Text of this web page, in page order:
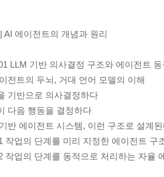
AI 에이전트의 개념과 원리
LLM 기반 의사결정 구조와 에이전트
전트의 두뇌, 거대 언어 모델의 이해
기반으로 의사결정하다
다음 행동을 결정하다
반 에이전트 시스템, 이런 구조로 설계
작업의 단계를 미리 지정한 에이전트 구
작업의 단계를 동적으로 처리하는 자율